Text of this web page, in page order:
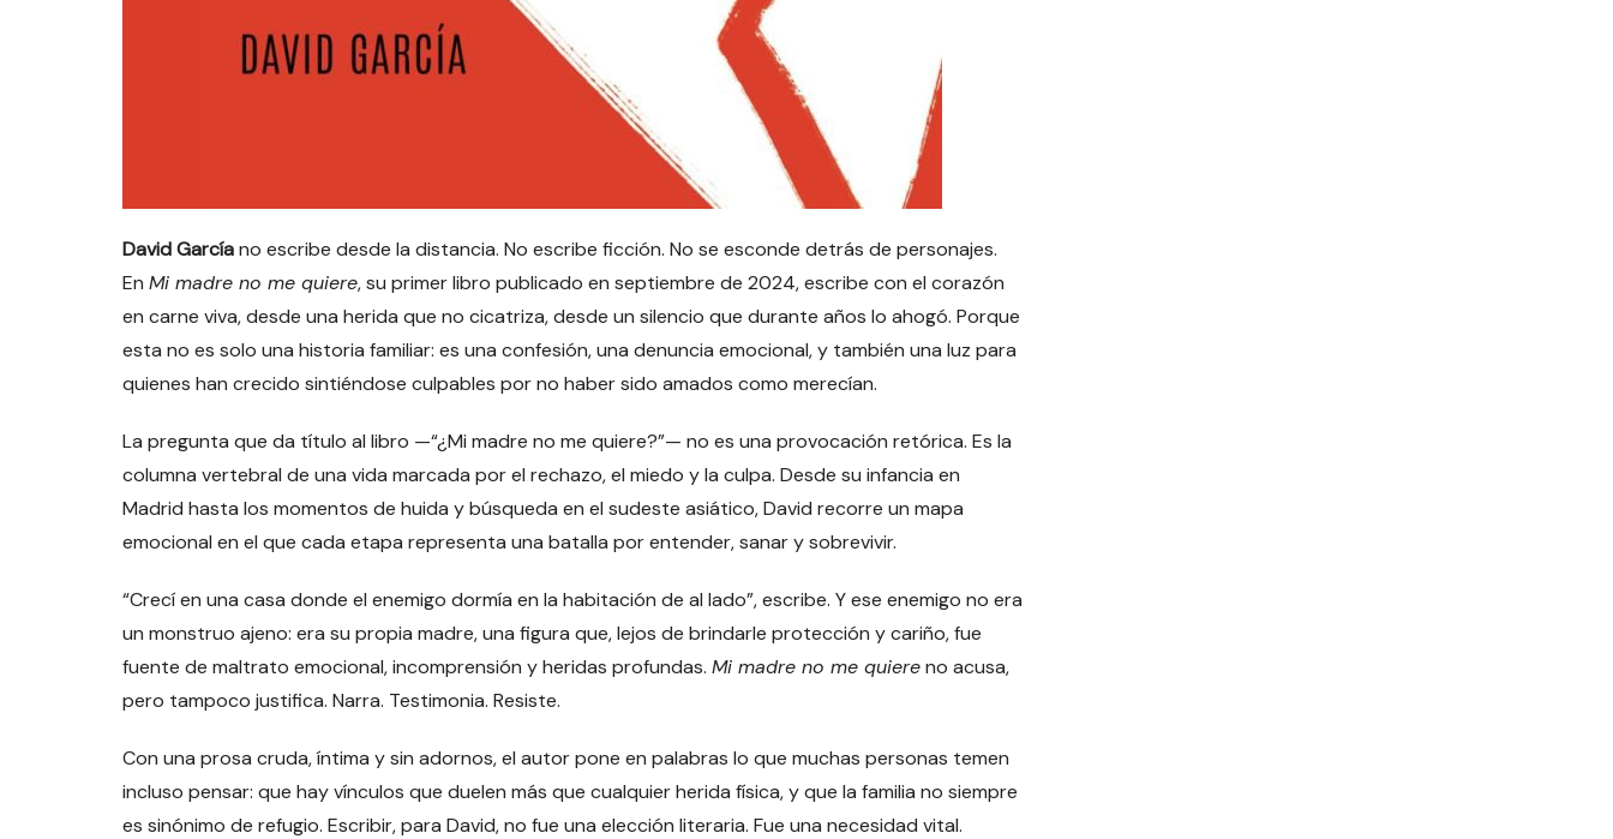
David Garcíano escribe desde la distancia. No escribe ficción. No se esconde detrás de personajes.
En Mi madre no me quiere, su primer libro publicado en septiembre de 2024, escribe con el corazón
en carne viva, desde una herida que no cicatriza, desde un silencio que durante años lo ahogó. Porque
esta no es solo una historia familiar: es una confesión, una denuncia emocional, y también una luz para
quienes han crecido sintiéndose culpables por no haber sido amados como merecían.
La pregunta que da título al libro —“¿Mi madre no me quiere?”— no es una provocación retórica. Es la
columna vertebral de una vida marcada por el rechazo, el miedo y la culpa. Desde su infancia en
Madrid hasta los momentos de huida y búsqueda en el sudeste asiático, David recorre un mapa
emocional en el que cada etapa representa una batalla por entender, sanar y sobrevivir.
“Crecí en una casa donde el enemigo dormía en la habitación de al lado”, escribe. Y ese enemigo no era
un monstruo ajeno: era su propia madre, una figura que, lejos de brindarle protección y cariño, fue
fuente de maltrato emocional, incomprensión y heridas profundas. Mi madre no me quiereno acusa,
pero tampoco justifica. Narra. Testimonia. Resiste.
Con una prosa cruda, íntima y sin adornos, el autor pone en palabras lo que muchas personas temen
incluso pensar: que hay vínculos que duelen más que cualquier herida física, y que la familia no siempre
es sinónimo de refugio. Escribir, para David, no fue una elección literaria. Fue una necesidad vital.